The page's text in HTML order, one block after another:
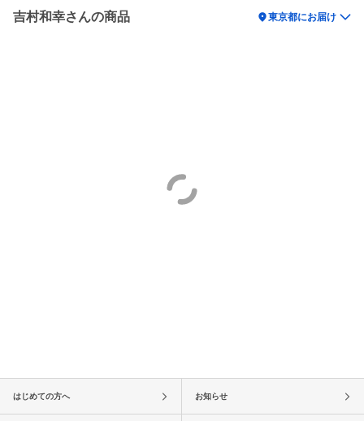
吉村和幸さんの商品 location_on東京都にお届け
はじめての方へ お知らせ